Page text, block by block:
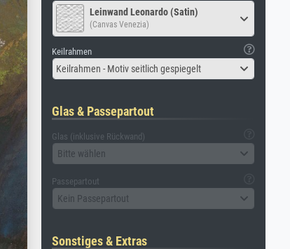
Leinwand Leonardo (Satin)
(Canvas Venezia)
Keilrahmen
Keilrahmen - Motiv seitlich gespiegelt
Glas & Passepartout
Glas (inklusive Rückwand)
Bitte wählen
Passepartout
Kein Passepartout
Sonstiges & Extras